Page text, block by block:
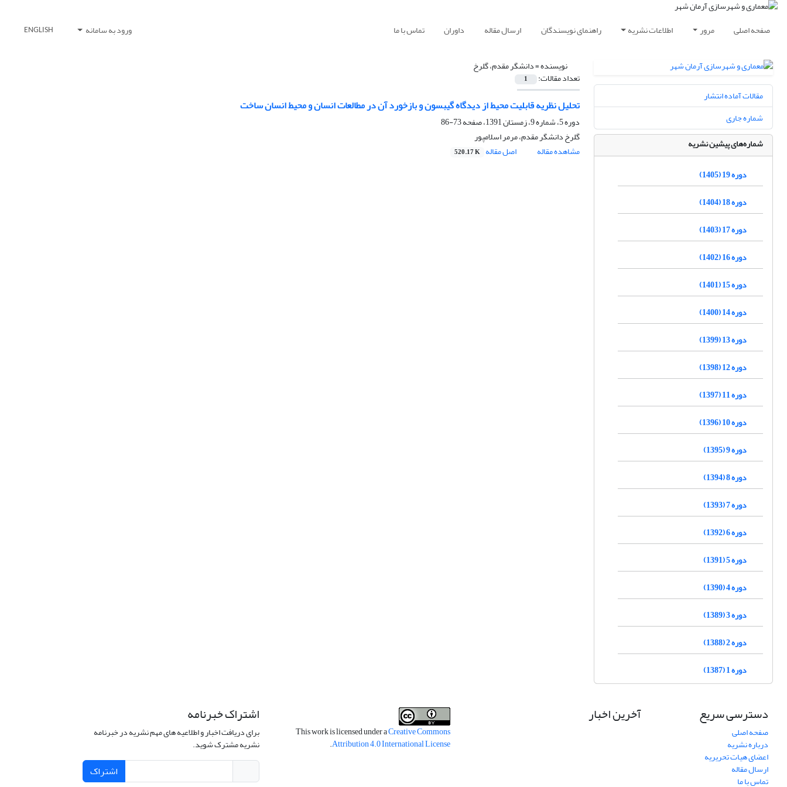
صفحه اصلی مرور اطلاعات نشریه راهنمای نویسندگان ارسال مقاله داوران تماس با ما ورود به سامانه ENGLISH
نویسنده =دانشگر مقدم، گلرخ
تعداد مقالات: 1
تحلیل نظریه قابلیت محیط از دیدگاه گیبسون و بازخورد آن در مطالعات انسان و محیط انسان ساخت
دوره 5، شماره 9، زمستان 1391، صفحه
73-86
گلرخ دانشگر مقدم، مرمر اسلامپور
مشاهده مقاله
اصل مقاله 520.17 K
مقالات آماده انتشار
شماره جاری
شماره‌های پیشین نشریه
دوره 19 (1405)
دوره 18 (1404)
دوره 17 (1403)
دوره 16 (1402)
دوره 15 (1401)
دوره 14 (1400)
دوره 13 (1399)
دوره 12 (1398)
دوره 11 (1397)
دوره 10 (1396)
دوره 9 (1395)
دوره 8 (1394)
دوره 7 (1393)
دوره 6 (1392)
دوره 5 (1391)
دوره 4 (1390)
دوره 3 (1389)
دوره 2 (1388)
دوره 1 (1387)
دسترسی سریع
صفحه اصلی
درباره نشریه
اعضای هیات تحریریه
ارسال مقاله
تماس با ما
آخرین اخبار
This work is licensed under aCreative Commons
Attribution 4.0 International License
.
اشتراک خبرنامه
برای دریافت اخبار و اطلاعیه های مهم نشریه در خبرنامه
نشریه مشترک شوید.
اشتراک